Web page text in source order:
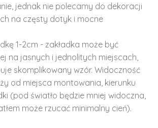
jednak nie polecamy do dekoracji
na częsty dotyk i mocne
1-2cm - zakładka może być
na jasnych i jednolitych miejscach,
skomplikowany wzór. Widoczność
od miejsca montowania, kierunku
(pod światło będzie mniej widoczna,
może rzucać minimalny cień).